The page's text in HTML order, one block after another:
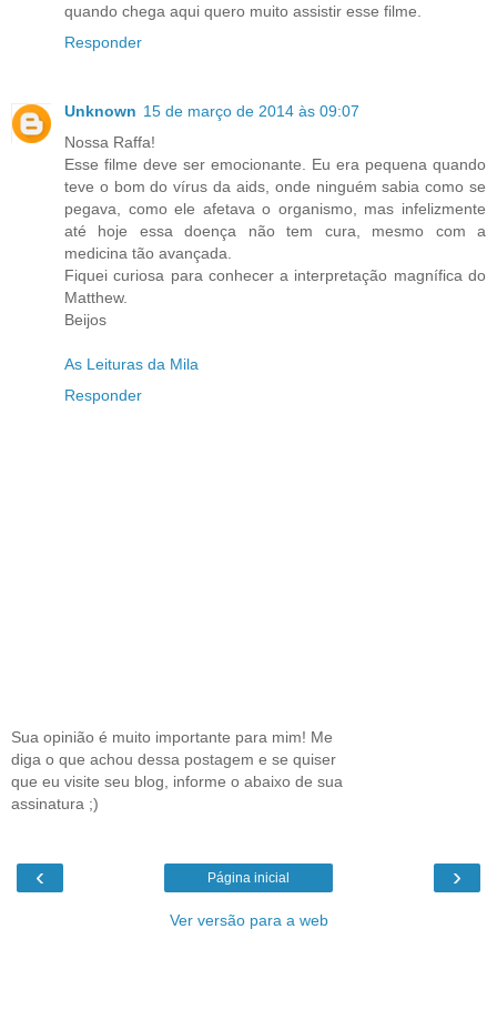
quando chega aqui quero muito assistir esse filme.
Responder
Unknown 15 de março de 2014 às 09:07
Nossa Raffa!
Esse filme deve ser emocionante. Eu era pequena quando
teve o bom do vírus da aids, onde ninguém sabia como se
pegava, como ele afetava o organismo, mas infelizmente
até hoje essa doença não tem cura, mesmo com a
medicina tão avançada.
Fiquei curiosa para conhecer a interpretação magnífica do
Matthew.
Beijos
As Leituras da Mila
Responder
Sua opinião é muito importante para mim! Me
diga o que achou dessa postagem e se quiser
que eu visite seu blog, informe o abaixo de sua
assinatura ;)
‹ ›
Página inicial
Ver versão para a web